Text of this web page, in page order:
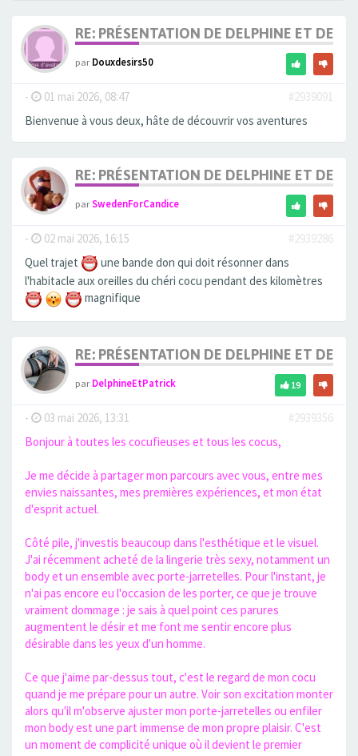
RE: PRÉSENTATION DE DELPHINE ET DE
parDouxdesirs50
- 01 mai 2026, 08:47
#2939091
Bienvenue à vous deux, hâte de découvrir vos aventures
RE: PRÉSENTATION DE DELPHINE ET DE
parSwedenForCandice
- 02 mai 2026, 16:15
#2939286
Quel trajet
une bande don qui doit résonner dans
l'habitacle aux oreilles du chéri cocu pendant des kilomètres
magnifique
RE: PRÉSENTATION DE DELPHINE ET DE
parDelphineEtPatrick 19
- 03 mai 2026, 13:31
#2939356
Bonjour à toutes les cocufieuses et tous les cocus,
Je me décide à partager mon parcours avec vous, entre mes
envies naissantes, mes premières expériences, et mon état
d'esprit actuel.
Côté pile, j'investis beaucoup dans l'esthétique et le visuel.
J'ai récemment acheté de la lingerie très sexy, notamment un
body et un ensemble avec porte-jarretelles. Pour l'instant, je
n'ai pas encore eu l'occasion de les porter, ce que je trouve
vraiment dommage : je sais à quel point ces parures
augmentent le désir et me font me sentir encore plus
désirable dans les yeux d'un homme.
Ce que j'aime par-dessus tout, c'est le regard de mon cocu
quand je me prépare pour un autre. Voir son excitation monter
alors qu'il m'observe ajuster mon porte-jarretelles ou enfiler
mon body est une part immense de mon propre plaisir. C'est
un moment de complicité unique où il devient le premier